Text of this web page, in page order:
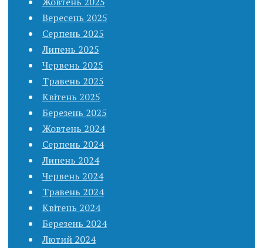
Вересень 2025
Серпень 2025
Липень 2025
Червень 2025
Травень 2025
Квітень 2025
Березень 2025
Жовтень 2024
Серпень 2024
Липень 2024
Червень 2024
Травень 2024
Квітень 2024
Березень 2024
Лютий 2024